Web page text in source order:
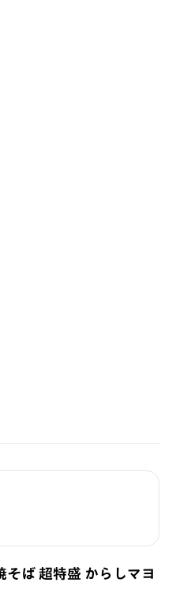
そば 超特盛 からしマヨ